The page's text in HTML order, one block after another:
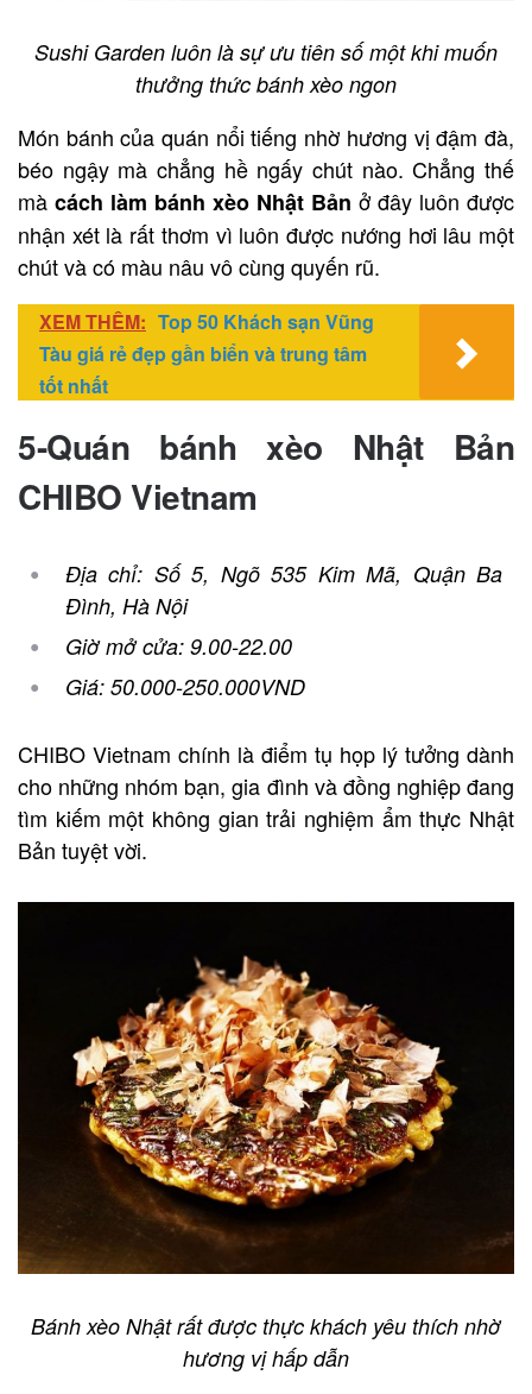
Sushi Garden luôn là sự ưu tiên số một khi muốn
thưởng thức bánh xèo ngon
Món bánh của quán nổi tiếng nhờ hương vị đậm đà,
béo ngậy mà chẳng hề ngấy chút nào. Chẳng thế
mà cách làm bánh xèo Nhật Bản ở đây luôn được
nhận xét là rất thơm vì luôn được nướng hơi lâu một
chút và có màu nâu vô cùng quyến rũ.
XEM THÊM: Top 50 Khách sạn Vũng
Tàu giá rẻ đẹp gần biển và trung tâm
tốt nhất
5-Quán bánh xèo Nhật Bản
CHIBO Vietnam
Địa chỉ: Số 5, Ngõ 535 Kim Mã, Quận Ba
Đình, Hà Nội
Giờ mở cửa: 9.00-22.00
Giá: 50.000-250.000VND
CHIBO Vietnam chính là điểm tụ họp lý tưởng dành
cho những nhóm bạn, gia đình và đồng nghiệp đang
tìm kiếm một không gian trải nghiệm ẩm thực Nhật
Bản tuyệt vời.
Bánh xèo Nhật rất được thực khách yêu thích nhờ
hương vị hấp dẫn